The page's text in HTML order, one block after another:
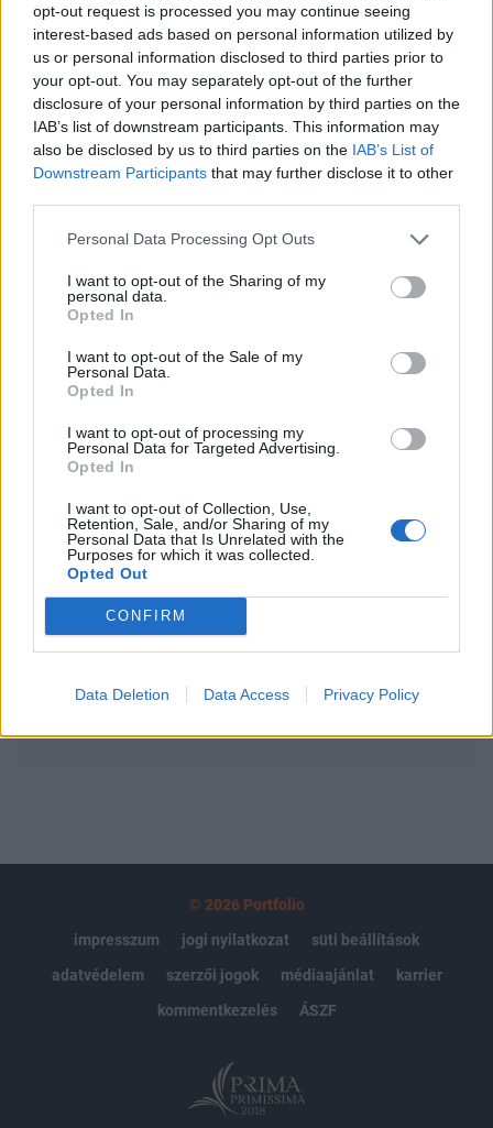
opt-out request is processed you may continue seeing
interest-based ads based on personal information utilized by
us or personal information disclosed to third parties prior to
your opt-out. You may separately opt-out of the further
disclosure of your personal information by third parties on the
IAB’s list of downstream participants. This information may
also be disclosed by us to third parties on the IAB’s List of
Downstream Participants that may further disclose it to other
Personal Data Processing Opt Outs
I want to opt-out of the Sharing of my
personal data.
Opted In
I want to opt-out of the Sale of my
Personal Data.
Opted In
I want to opt-out of processing my
Personal Data for Targeted Advertising.
Opted In
I want to opt-out of Collection, Use,
Retention, Sale, and/or Sharing of my
Personal Data that Is Unrelated with the
Purposes for which it was collected.
Opted Out
CONFIRM
Data Deletion Data Access Privacy Policy
A Politico értesülései szerint zöld utat kapott az
Európai Unió azon terve, melynek értelmében egy
többnemzetiségű misszió keretében hadihajókat
küldenének a Vörös-tengerre.
Spanyolország múlt héten megvétózta a nemzetközi
szervezet hasonló tervét, mostanra azonban változtatott az
álláspontján, így február végén valóban elindulhatnak a
hadihajók. Azt egyelőre nem lehet tudni, hogy mely államok
szó volt arról, hogy a misszió a Franciaország által vezetett
Agenor műveletre építene....
KEDVES OLVASÓNK!
tartozik, melynek olvasása előfizetéses
regisztrációhoz kötött.
Az előfizetés a következőket tartalmazza:
Portfolio.hu teljes cikkarchívum
Kötéslisták: BÉT elmúlt 2 év napon belüli
kötéslistái
Előfizetés
MÁR ELŐFIZETŐNK VAGY?BEJELENTKEZÉS
© 2026 Portfolio
impresszum
jogi nyilatkozat
süti beállítások
adatvédelem
szerzői jogok médiaajánlat
karrier
kommentkezelés
ÁSZF